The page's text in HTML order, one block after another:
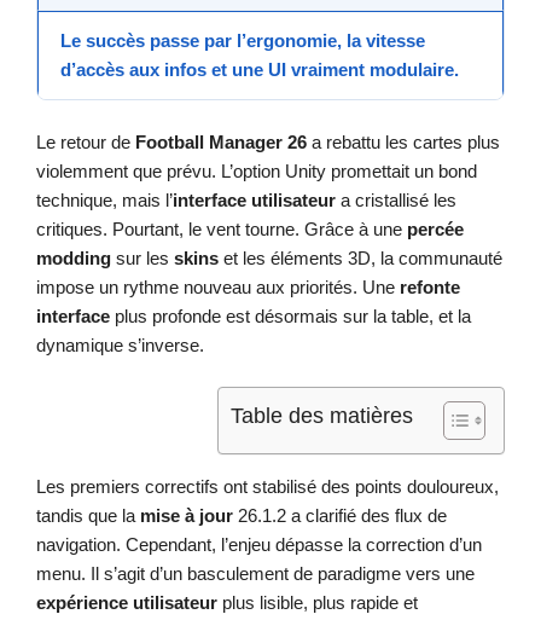
Le succès passe par l’ergonomie, la vitesse
d’accès aux infos et une UI vraiment modulaire.
Le retour de Football Manager 26 a rebattu les cartes plus
violemment que prévu. L’option Unity promettait un bond
technique, mais l’interface utilisateur a cristallisé les
critiques. Pourtant, le vent tourne. Grâce à une percée
modding sur les skins et les éléments 3D, la communauté
impose un rythme nouveau aux priorités. Une refonte
interface plus profonde est désormais sur la table, et la
dynamique s’inverse.
Table des matières
Les premiers correctifs ont stabilisé des points douloureux,
tandis que la mise à jour 26.1.2 a clarifié des flux de
navigation. Cependant, l’enjeu dépasse la correction d’un
menu. Il s’agit d’un basculement de paradigme vers une
expérience utilisateur plus lisible, plus rapide et